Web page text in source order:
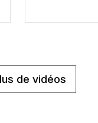
de vidéos